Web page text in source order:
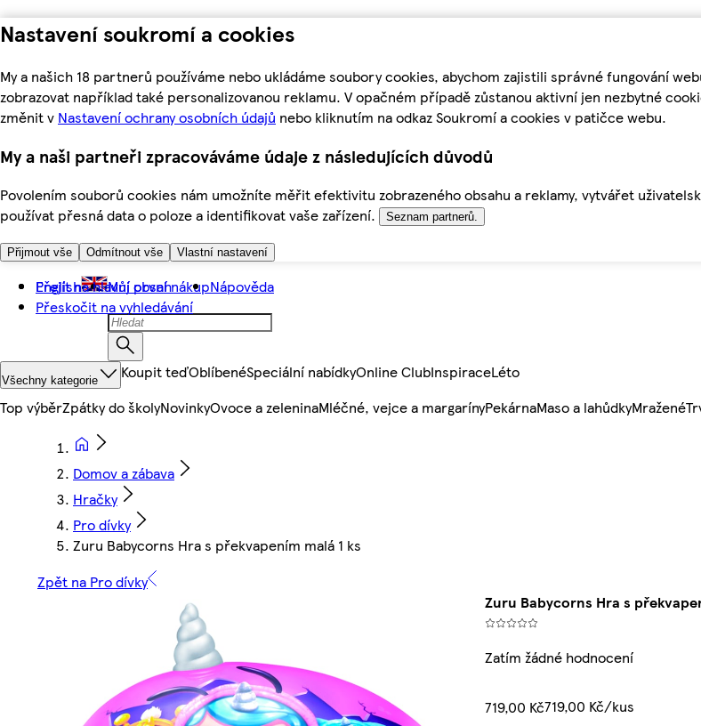
Nastavení soukromí a cookies
My a našich 18 partnerů používáme nebo ukládáme soubory cookies, abychom zajistili správné fungování
zobrazovat například také personalizovanou reklamu. V opačném případě zůstanou aktivní jen nezbytné
změnit v Nastavení ochrany osobních údajů nebo kliknutím na odkaz Soukromí a cookies v patičce webu.
My a naši partneři zpracováváme údaje z následujících důvodů
Povolením souborů cookies nám umožníte měřit efektivitu zobrazeného obsahu a reklamy, vytvářet
používat přesná data o poloze a identifikovat vaše zařízení.
Seznam partnerů.
Přijmout vše Odmítnout vše Vlastní nastavení
Přejít na hlavní obsah
Přeskočit na vyhledávání
English Můj první nákupNápověda
Všechny kategorie Koupit teďOblíbenéSpeciální nabídkyOnline ClubInspiraceLéto
Top výběrZpátky do školyNovinkyOvoce a zeleninaMléčné, vejce a margarínyPekárnaMaso a lahůdkyMražené
Domov a zábava
Hračky
Pro dívky
Zuru Babycorns Hra s překvapením malá 1 ks
Zpět na Pro dívky
Zuru Babycorns Hra s
Zatím žádné hodnocení
719,00 Kč719,00 Kč/kus